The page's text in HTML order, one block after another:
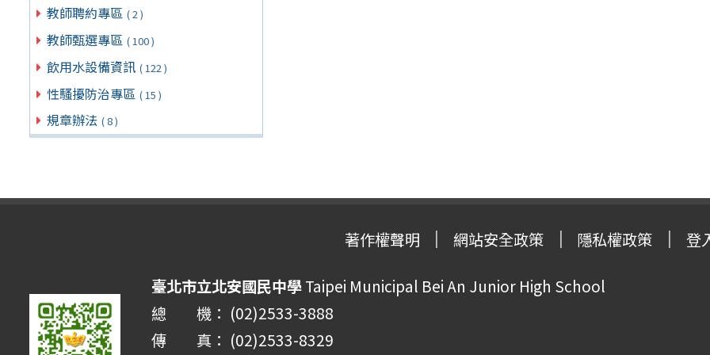
教師聘約專區 ( 2 )
教師甄選專區 ( 100 )
飲用水設備資訊 ( 122 )
性騷擾防治專區 ( 15 )
規章辦法 ( 8 )
著作權聲明 網站安全政策 隱私權政策 登
臺北市立北安國民中學Taipei Municipal Bei An Junior High School
總 機： (02)2533-3888
傳 真： (02)2533-8329